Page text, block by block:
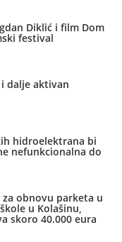
Diklić i film Dom
festival
dalje aktivan
hidroelektrana bi
nefunkcionalna do
za obnovu parketa u
u Kolašinu,
skoro 40.000 eura